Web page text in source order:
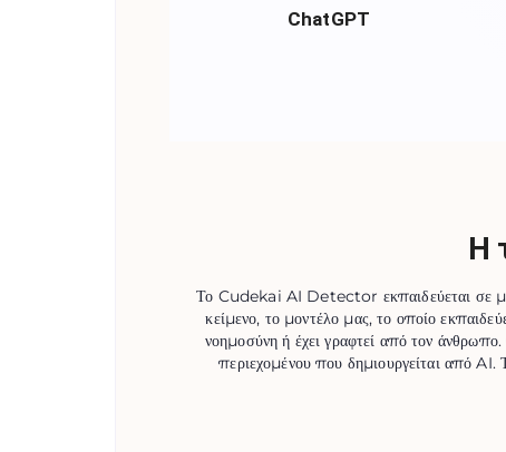
ChatGPT
Η
Το Cudekai AI Detector εκπαιδεύεται σε
κείμενο, το μοντέλο μας, το οποίο
νοημοσύνη ή έχει γραφτεί από τον
περιεχομένου που δημιουργείται από